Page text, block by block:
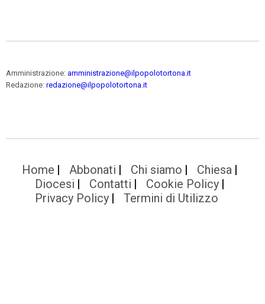
Amministrazione: amministrazione@ilpopolotortona.it
Redazione: redazione@ilpopolotortona.it
Home Abbonati Chi siamo
Chiesa
Diocesi
Contatti
Cookie Policy
Privacy Policy
Termini di Utilizzo